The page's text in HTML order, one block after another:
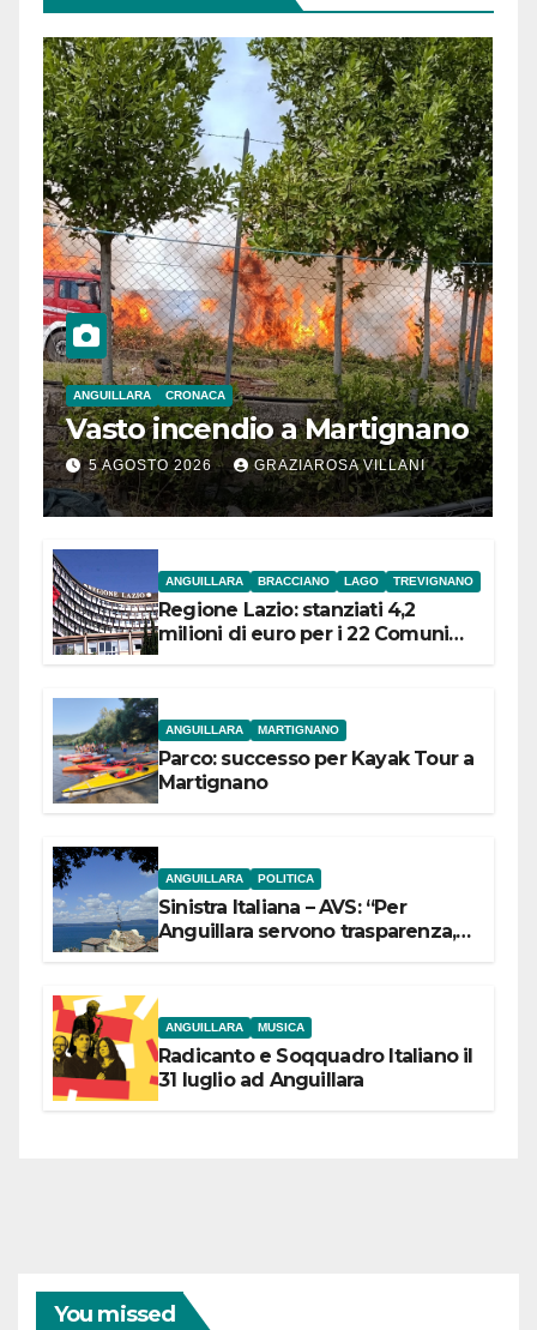
ANGUILLARA CRONACA
Vasto incendio a Martignano
5 AGOSTO 2026 GRAZIAROSA VILLANI
ANGUILLARA BRACCIANO LAGO TREVIGNANO
Regione Lazio: stanziati 4,2
milioni di euro per i 22 Comuni
ANGUILLARA MARTIGNANO
Parco: successo per Kayak Tour a
Martignano
ANGUILLARA POLITICA
Sinistra Italiana – AVS: “Per
Anguillara servono trasparenza,
ANGUILLARA MUSICA
Radicanto e Soqquadro Italiano il
31 luglio ad Anguillara
You missed